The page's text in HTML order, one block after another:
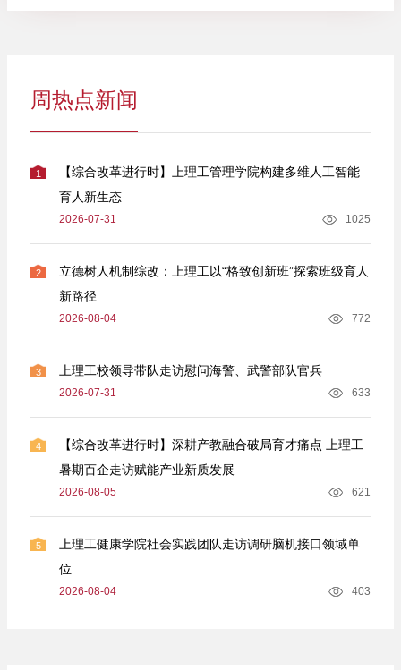
周热点新闻
1
【综合改革进行时】上理工管理学院构建多维人工智能
育人新生态
2026-07-31 1025
2
立德树人机制综改：上理工以“格致创新班”探索班级育人
新路径
2026-08-04 772
3 上理工校领导带队走访慰问海警、武警部队官兵
2026-07-31 633
4
【综合改革进行时】深耕产教融合破局育才痛点 上理工
暑期百企走访赋能产业新质发展
2026-08-05 621
5
上理工健康学院社会实践团队走访调研脑机接口领域单
位
2026-08-04 403